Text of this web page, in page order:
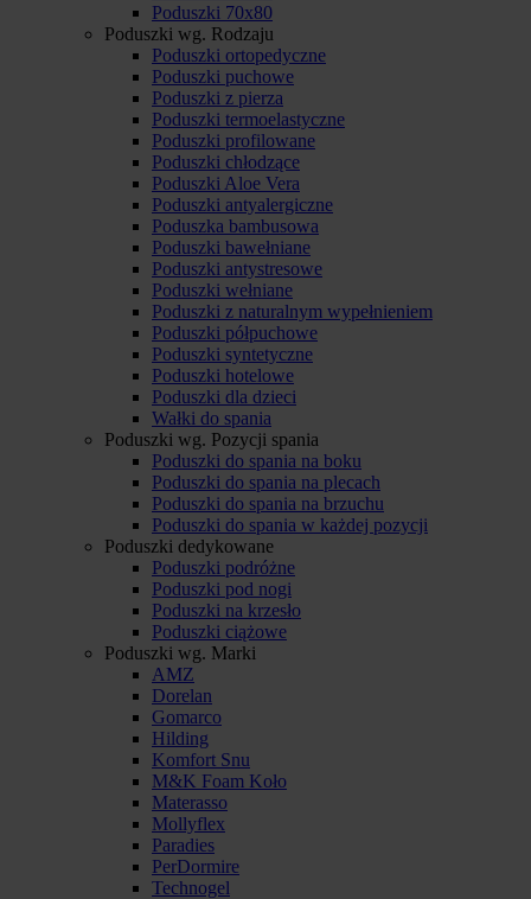
Poduszki 70x80
Poduszki wg. Rodzaju
Poduszki ortopedyczne
Poduszki puchowe
Poduszki z pierza
Poduszki termoelastyczne
Poduszki profilowane
Poduszki chłodzące
Poduszki Aloe Vera
Poduszki antyalergiczne
Poduszka bambusowa
Poduszki bawełniane
Poduszki antystresowe
Poduszki wełniane
Poduszki z naturalnym wypełnieniem
Poduszki półpuchowe
Poduszki syntetyczne
Poduszki hotelowe
Poduszki dla dzieci
Wałki do spania
Poduszki wg. Pozycji spania
Poduszki do spania na boku
Poduszki do spania na plecach
Poduszki do spania na brzuchu
Poduszki do spania w każdej pozycji
Poduszki dedykowane
Poduszki podróżne
Poduszki pod nogi
Poduszki na krzesło
Poduszki ciążowe
Poduszki wg. Marki
AMZ
Dorelan
Gomarco
Hilding
Komfort Snu
M&K Foam Koło
Materasso
Mollyflex
Paradies
PerDormire
Technogel